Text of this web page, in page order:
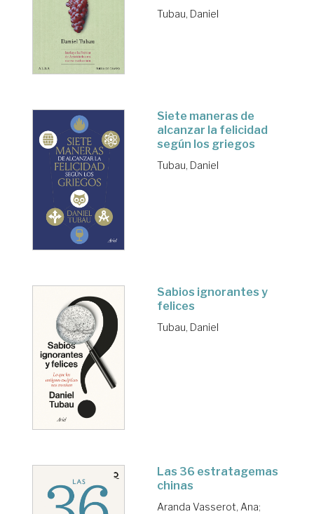
Tubau, Daniel
Siete maneras de
alcanzar la felicidad
según los griegos
Tubau, Daniel
Sabios ignorantes y
felices
Tubau, Daniel
Las 36 estratagemas
chinas
Aranda Vasserot, Ana;